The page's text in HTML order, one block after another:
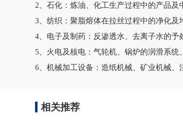
2、石化：炼油、化工生产过程中的产品及
3、纺织：聚脂熔体在拉丝过程中的净化及
4、电子及制药：反渗透水、去离子水的予
5、火电及核电：气轮机、锅炉的润滑系统
6、机械加工设备：造纸机械、矿业机械、
相关推荐